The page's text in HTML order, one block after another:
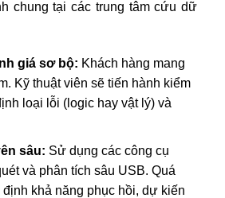
chung tại các trung tâm cứu dữ
giá sơ bộ: Khách hàng mang
Kỹ thuật viên sẽ tiến hành kiểm
loại lỗi (logic hay vật lý) và
sâu: Sử dụng các công cụ
và phân tích sâu USB. Quá
khả năng phục hồi, dự kiến